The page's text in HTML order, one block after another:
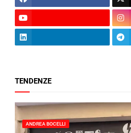
TENDENZE
ANDREA BOCELLI